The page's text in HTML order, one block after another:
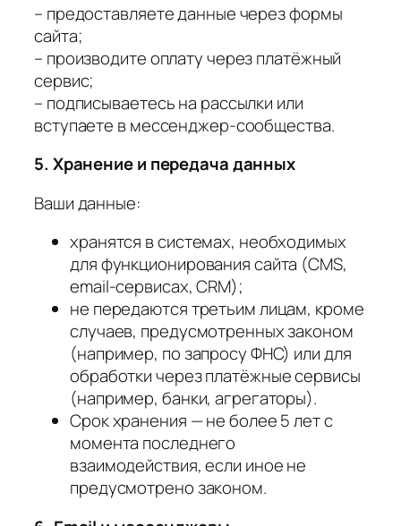
– предоставляете данные через формы
сайта;
– производите оплату через платёжный
сервис;
– подписываетесь на рассылки или
вступаете в мессенджер-сообщества.
5. Хранение и передача данных
Ваши данные:
хранятся в системах, необходимых
для функционирования сайта (CMS,
email-сервисах, CRM);
не передаются третьим лицам, кроме
случаев, предусмотренных законом
(например, по запросу ФНС) или для
обработки через платёжные сервисы
(например, банки, агрегаторы).
Срок хранения — не более 5 лет с
момента последнего
взаимодействия, если иное не
предусмотрено законом.